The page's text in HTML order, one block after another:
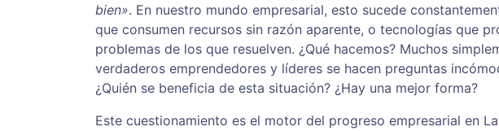
bien». En nuestro mundo empresarial, esto sucede
que consumen recursos sin razón aparente, o tecnologías que
problemas de los que resuelven. ¿Qué hacemos? Muchos
verdaderos emprendedores y líderes se hacen preguntas
¿Quién se beneficia de esta situación? ¿Hay una mejor forma?
Este cuestionamiento es el motor del progreso empresarial en